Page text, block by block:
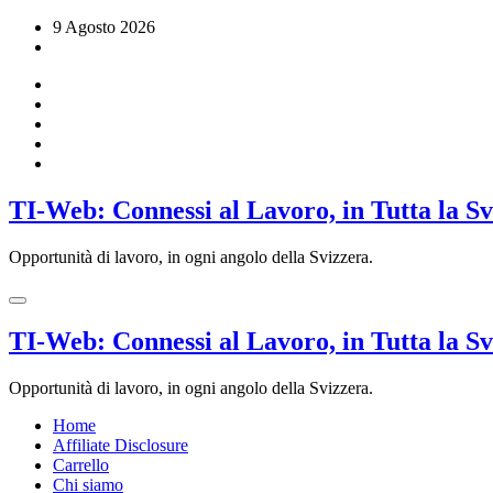
9 Agosto 2026
TI-Web: Connessi al Lavoro, in Tutta la
Opportunità di lavoro, in ogni angolo della Svizzera.
TI-Web: Connessi al Lavoro, in Tutta la
Opportunità di lavoro, in ogni angolo della Svizzera.
Home
Affiliate Disclosure
Carrello
Chi siamo